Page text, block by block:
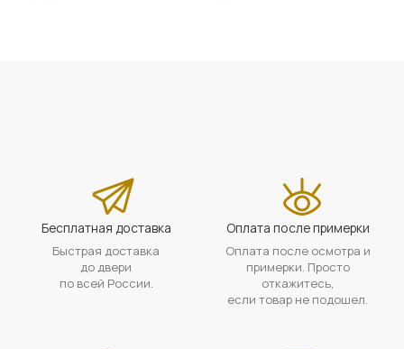
Бесплатная доставка
Быстрая доставка
до двери
по всей России.
Оплата после примерки
Оплата после осмотра и
примерки. Просто
откажитесь,
если товар не подошел.